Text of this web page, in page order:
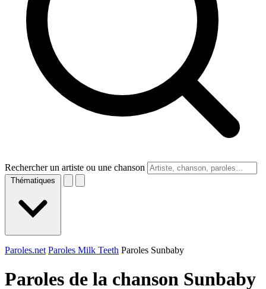
Rechercher un artiste ou une chanson
Thématiques
Paroles.net Paroles Milk Teeth Paroles Sunbaby
Paroles de la chanson Sunbaby